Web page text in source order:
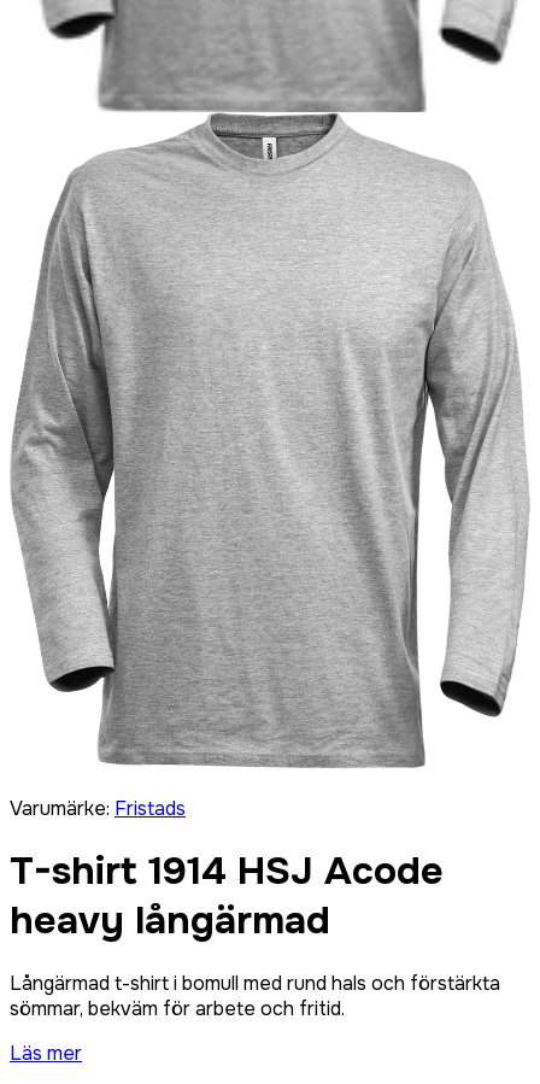
Varumärke: Fristads
T-shirt 1914 HSJ Acode
heavy långärmad
Långärmad t-shirt i bomull med rund hals och förstärkta
sömmar, bekväm för arbete och fritid.
Läs mer